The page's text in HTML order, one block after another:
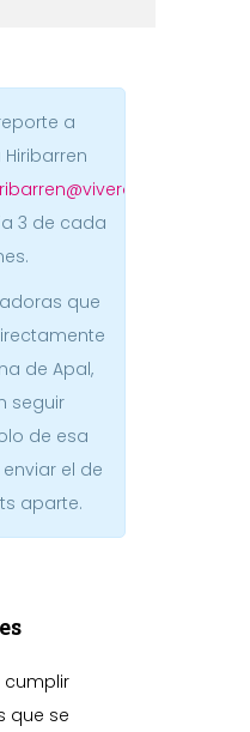
a
3 de cada
que
de Apal,
seguir
de esa
el de
aparte.
cumplir
que se